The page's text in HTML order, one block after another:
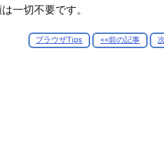
一切不要です。
ブラウザTips <<前の記事